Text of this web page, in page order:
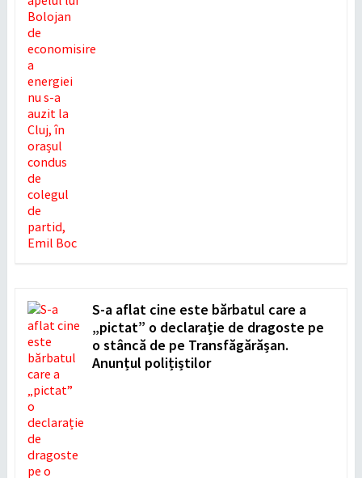
S-a aflat cine este bărbatul care a
„pictat” o declarație de dragoste pe
o stâncă de pe Transfăgărășan.
Anunțul polițiștilor